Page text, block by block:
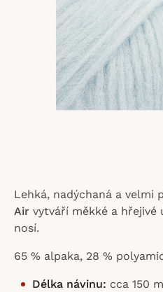
hvězdiček.
Lehká, nadýchaná a velmi
Air vytváří měkké a hřejivé
nosí.
65 % alpaka, 28 %
Délka návinu: cca 150